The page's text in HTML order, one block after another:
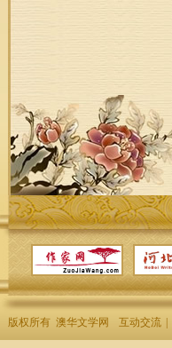
版权所有 澳华文学网 互动交流